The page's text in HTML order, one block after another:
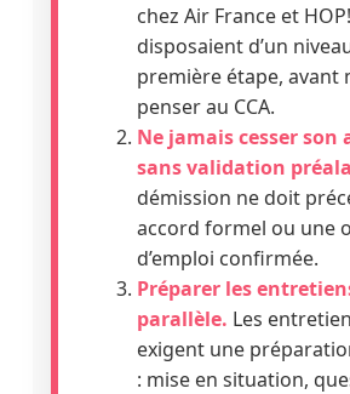
chez Air France et HOP!
disposaient d’un niveau
première étape, avant
penser au CCA.
Ne jamais cesser son
sans validation
démission ne doit
accord formel ou une
d’emploi confirmée.
Préparer les
parallèle. Les
exigent une
: mise en situation,